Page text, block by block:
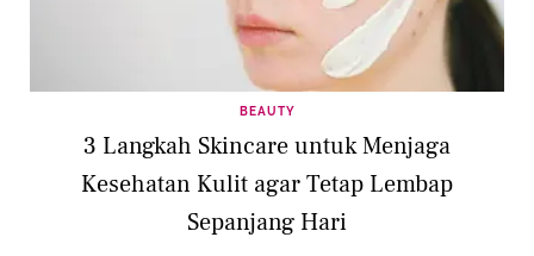
BEAUTY
3 Langkah Skincare untuk Menjaga
Kesehatan Kulit agar Tetap Lembap
Sepanjang Hari